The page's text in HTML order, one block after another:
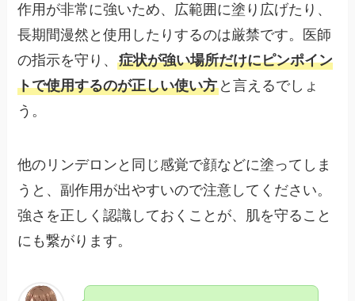
作用が非常に強いため、広範囲に塗り広げたり、
長期間漫然と使用したりするのは厳禁です。医師
の指示を守り、症状が強い場所だけにピンポイン
トで使用するのが正しい使い方 と言えるでしょ
う。
他のリンデロンと同じ感覚で顔などに塗ってしま
うと、副作用が出やすいので注意してください。
強さを正しく認識しておくことが、肌を守ること
にも繋がります。